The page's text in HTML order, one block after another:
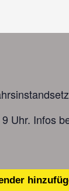
Uhr. Infos